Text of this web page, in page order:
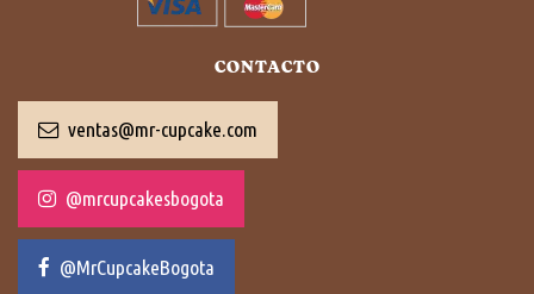
CONTACTO
ventas@mr-cupcake.com
@mrcupcakesbogota
@MrCupcakeBogota